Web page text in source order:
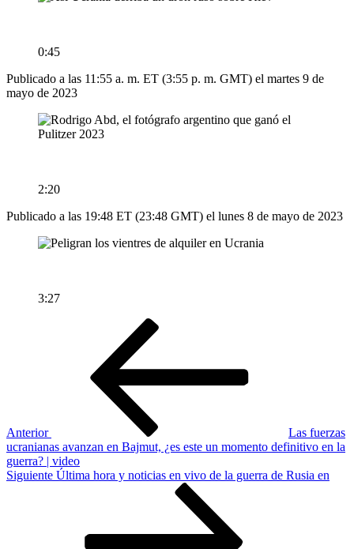
0:45
Publicado a las 11:55 a. m. ET (3:55 p. m. GMT) el martes 9 de
mayo de 2023
2:20
Publicado a las 19:48 ET (23:48 GMT) el lunes 8 de mayo de 2023
3:27
Anterior
Las fuerzas
ucranianas avanzan en Bajmut, ¿es este un momento definitivo en la
guerra? | video
Siguiente
Siguiente Última hora y noticias en vivo de la guerra de Rusia en